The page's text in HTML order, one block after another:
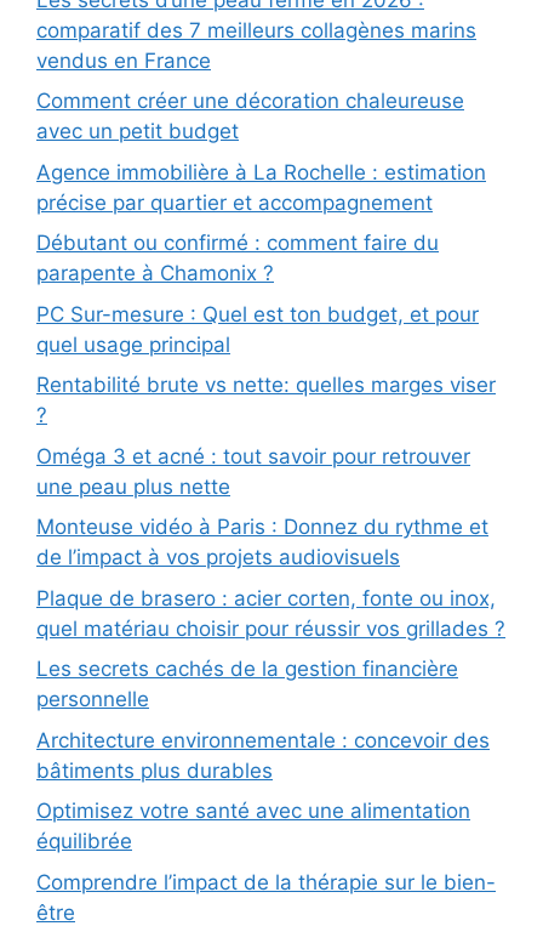
comparatif des 7 meilleurs collagènes marins
vendus en France
Comment créer une décoration chaleureuse
avec un petit budget
Agence immobilière à La Rochelle : estimation
précise par quartier et accompagnement
Débutant ou confirmé : comment faire du
parapente à Chamonix ?
PC Sur-mesure : Quel est ton budget, et pour
quel usage principal
Rentabilité brute vs nette: quelles marges viser
?
Oméga 3 et acné : tout savoir pour retrouver
une peau plus nette
Monteuse vidéo à Paris : Donnez du rythme et
de l’impact à vos projets audiovisuels
Plaque de brasero : acier corten, fonte ou inox,
quel matériau choisir pour réussir vos grillades ?
Les secrets cachés de la gestion financière
personnelle
Architecture environnementale : concevoir des
bâtiments plus durables
Optimisez votre santé avec une alimentation
équilibrée
Comprendre l’impact de la thérapie sur le bien-
être